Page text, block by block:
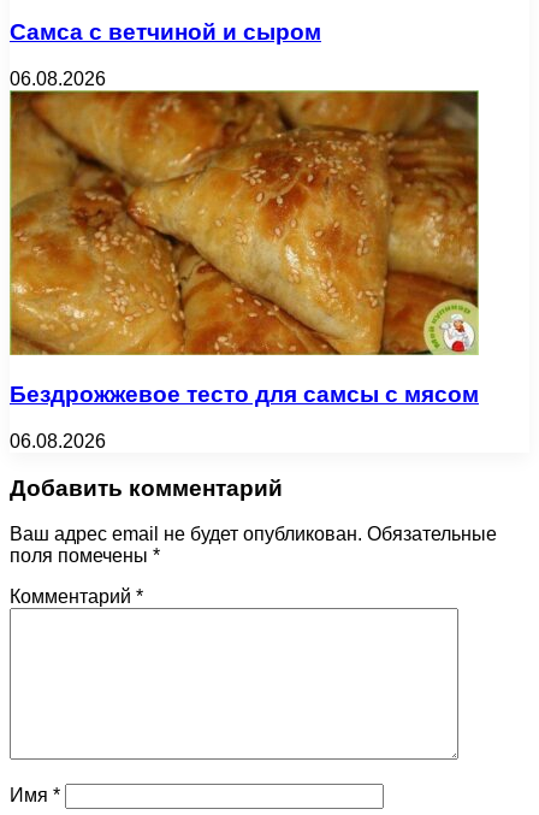
Самса с ветчиной и сыром
06.08.2026
Бездрожжевое тесто для самсы с мясом
06.08.2026
Добавить комментарий
Ваш адрес email не будет опубликован. Обязательные
поля помечены *
Комментарий *
Имя *